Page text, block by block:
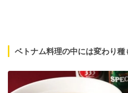
ベトナム料理の中には変わり種